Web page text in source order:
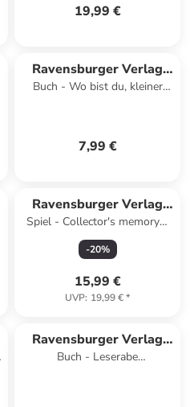
19,99 €
Ravensburger Verlag
GmbH
Buch - Wo bist du, kleiner
7,99 €
Ravensburger Verlag
GmbH
Spiel - Collector's memory®
Schönste Reiseziele -
Gesellschaftssp
-20%
15,99 €
UVP: 19,99 €*
Ravensburger Verlag
GmbH
Buch - Leserabe